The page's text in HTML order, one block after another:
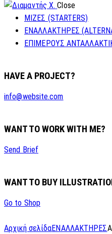
Close
ΜΙΖΕΣ (STARTERS)
ΕΝΑΛΛΑΚΤΗΡΕΣ
ΕΠΙΜΕΡΟΥΣ
HAVE A PROJECT?
info@website.com
WANT TO WORK WITH ME?
Send Brief
WANT TO BUY
Go to Shop
Αρχική σελίδαΕΝΑΛΛΑΚΤΗΡΕΣ